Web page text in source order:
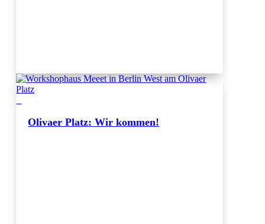
Olivaer Platz: Wir kommen!